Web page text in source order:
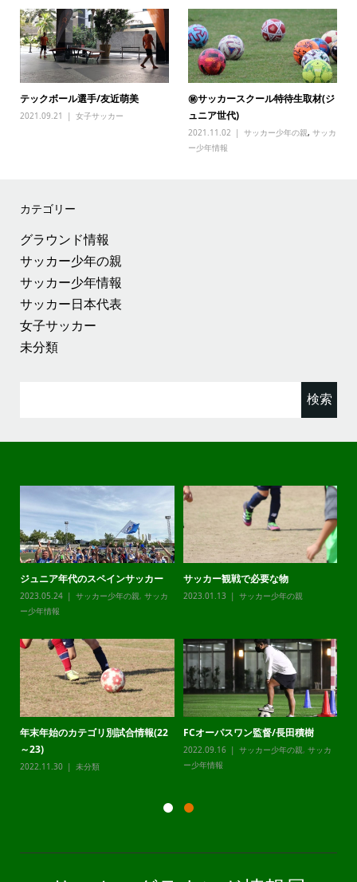
テックボール選手/友近萌美
2021.09.21 女子サッカー
㊙サッカースクール特待生取材(ジ
ュニア世代)
2021.11.02 サッカー少年の親,サッカ
ー少年情報
カテゴリー
グラウンド情報
サッカー少年の親
サッカー少年情報
サッカー日本代表
女子サッカー
未分類
ジュニア年代のスペインサッカー
2023.05.24 サッカー少年の親, サッカ
ー少年情報
サッカー観戦で必要な物
2023.01.13 サッカー少年の親
年末年始のカテゴリ別試合情報(22
～23)
2022.11.30 未分類
FCオーパスワン監督/長田積樹
2022.09.16 サッカー少年の親, サッカ
ー少年情報